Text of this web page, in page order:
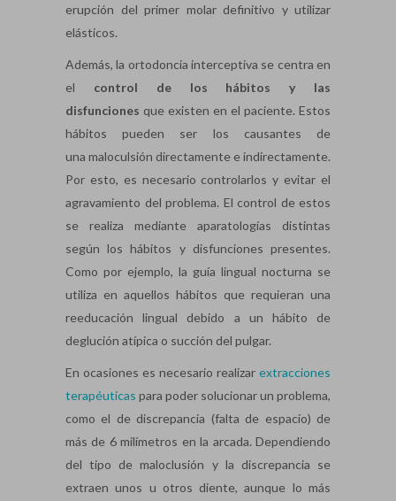
erupción del primer molar definitivo y utilizar
elásticos.
Además, la ortodoncia interceptiva se centra en
el control de los hábitos y las
disfunciones que existen en el paciente. Estos
hábitos pueden ser los causantes de
una maloculsión directamente e indirectamente.
Por esto, es necesario controlarlos y evitar el
agravamiento del problema. El control de estos
se realiza mediante aparatologías distintas
según los hábitos y disfunciones presentes.
Como por ejemplo, la guía lingual nocturna se
utiliza en aquellos hábitos que requieran una
reeducación lingual debido a un hábito de
deglución atípica o succión del pulgar.
En ocasiones es necesario realizar extracciones
terapéuticas para poder solucionar un problema,
como el de discrepancia (falta de espacio) de
más de 6 milímetros en la arcada. Dependiendo
del tipo de maloclusión y la discrepancia se
extraen unos u otros diente, aunque lo más